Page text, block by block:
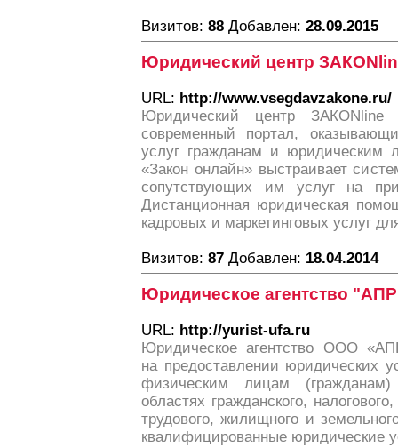
Визитов: 88 Добавлен: 28.09.2015
Юридический центр
URL: http://www.vsegdavzakone.ru/
Юридический центр
современный портал,
услуг гражданам и юридическим
«Закон онлайн» выстраивает
сопутствующих им услуг на
Дистанционная юридическая
кадровых и маркетинговых услуг
Визитов: 87 Добавлен: 18.04.2014
Юридическое агентство
URL: http://yurist-ufa.ru
Юридическое агентство ООО
на предоставлении юридических
физическим лицам
областях гражданского,
трудового, жилищного и
квалифицированные юридические